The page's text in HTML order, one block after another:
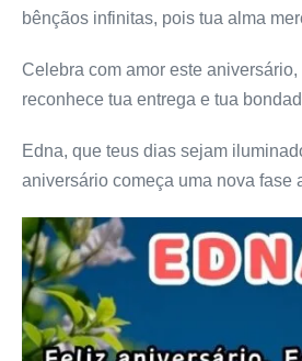
bênçãos infinitas, pois tua alma
Celebra com amor este
reconhece tua entrega e tua
Edna, que teus dias sejam
aniversário começa uma nova fase